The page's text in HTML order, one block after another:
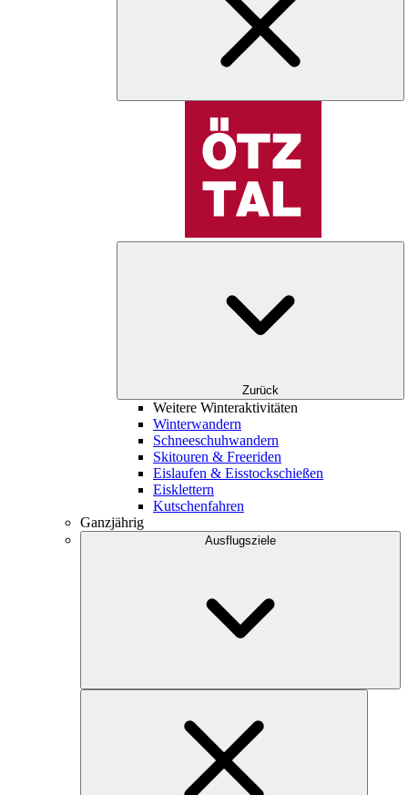
Zurück
Weitere Winteraktivitäten
Winterwandern
Schneeschuhwandern
Skitouren & Freeriden
Eislaufen & Eisstockschießen
Eisklettern
Kutschenfahren
Ganzjährig
Ausflugsziele